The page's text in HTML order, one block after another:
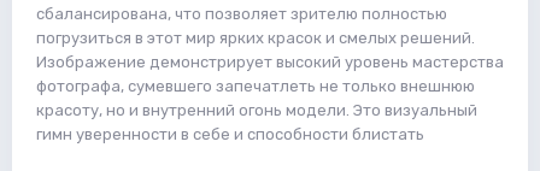
сбалансирована, что позволяет зрителю полностью
погрузиться в этот мир ярких красок и смелых решений.
Изображение демонстрирует высокий уровень мастерства
фотографа, сумевшего запечатлеть не только внешнюю
красоту, но и внутренний огонь модели. Это визуальный
гимн уверенности в себе и способности блистать